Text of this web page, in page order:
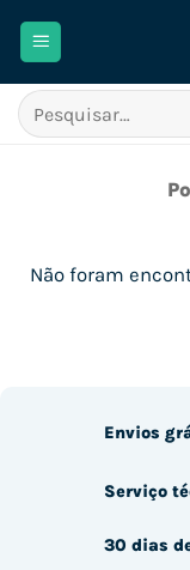
Pesquisar
por:
Não foram
Envios
Serviço
30 dias